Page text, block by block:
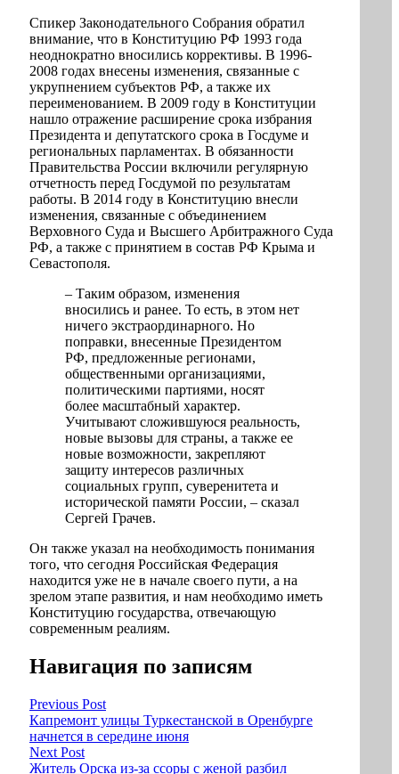
Спикер Законодательного Собрания обратил
внимание, что в Конституцию РФ 1993 года
неоднократно вносились коррективы. В 1996-
2008 годах внесены изменения, связанные с
укрупнением субъектов РФ, а также их
переименованием. В 2009 году в Конституции
нашло отражение расширение срока избрания
Президента и депутатского срока в Госдуме и
региональных парламентах. В обязанности
Правительства России включили регулярную
отчетность перед Госдумой по результатам
работы. В 2014 году в Конституцию внесли
изменения, связанные с объединением
Верховного Суда и Высшего Арбитражного Суда
РФ, а также с принятием в состав РФ Крыма и
Севастополя.
– Таким образом, изменения
вносились и ранее. То есть, в этом нет
ничего экстраординарного. Но
поправки, внесенные Президентом
РФ, предложенные регионами,
общественными организациями,
политическими партиями, носят
более масштабный характер.
Учитывают сложившуюся реальность,
новые вызовы для страны, а также ее
новые возможности, закрепляют
защиту интересов различных
социальных групп, суверенитета и
исторической памяти России, – сказал
Сергей Грачев.
Он также указал на необходимость понимания
того, что сегодня Российская Федерация
находится уже не в начале своего пути, а на
зрелом этапе развития, и нам необходимо иметь
Конституцию государства, отвечающую
современным реалиям.
Навигация по записям
Previous Post
Капремонт улицы Туркестанской в Оренбурге
начнется в середине июня
Next Post
Житель Орска из-за ссоры с женой разбил